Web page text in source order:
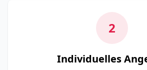
2
Individuelles